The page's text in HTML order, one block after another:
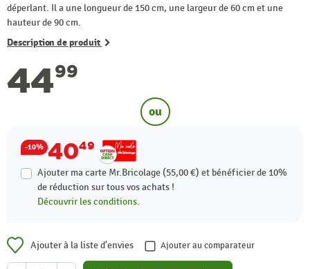
déperlant. Il a une longueur de 150 cm, une largeur de 60 cm et une
hauteur de 90 cm.
Description de produit
4499
ou
-10% 4049
Ajouter ma carte Mr.Bricolage (55,00 €) et bénéficier de 10%
de réduction sur tous vos achats !
Découvrir les conditions.
Ajouter à la liste d'envies Ajouter au comparateur